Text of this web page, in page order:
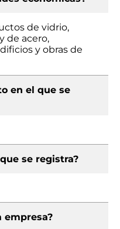
de vidrio,
de acero,
y obras de
en el que se
se registra?
empresa?